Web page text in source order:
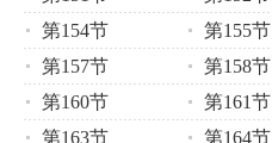
第154节
第155节
第157节
第158节
第160节
第161节
第163节
第164节